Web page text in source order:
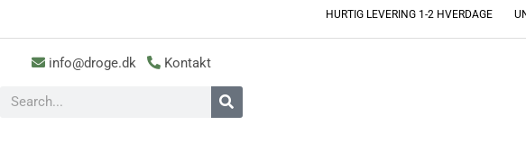
HURTIG LEVERING 1-2 HVERDAGE
info@droge.dk Kontakt